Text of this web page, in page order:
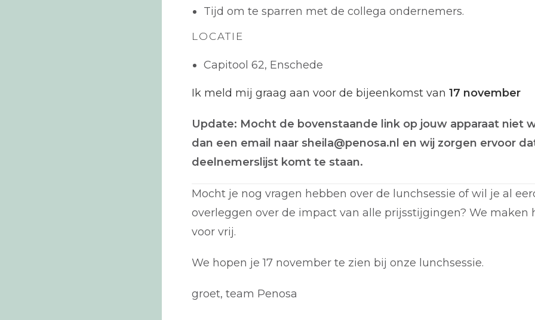
Tijd om te sparren met de collega ondernemers.
LOCATIE
Capitool 62, Enschede
Ik meld mij graag aan voor de bijeenkomst van 17 november
Update: Mocht de bovenstaande link op jouw apparaat niet
dan een email naar sheila@penosa.nl en wij zorgen ervoor
deelnemerslijst komt te staan.
Mocht je nog vragen hebben over de lunchsessie of wil je al
overleggen over de impact van alle prijsstijgingen? We maken
voor vrij.
We hopen je 17 november te zien bij onze lunchsessie.
groet, team Penosa